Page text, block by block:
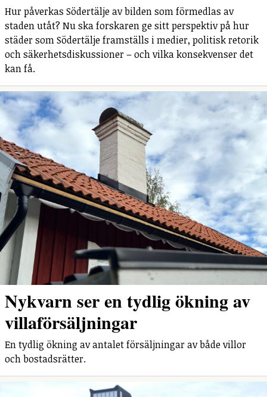
Hur påverkas Södertälje av bilden som förmedlas av
staden utåt? Nu ska forskaren ge sitt perspektiv på hur
städer som Södertälje framställs i medier, politisk retorik
och säkerhetsdiskussioner – och vilka konsekvenser det
kan få.
Nykvarn ser en tydlig ökning av
villaförsäljningar
En tydlig ökning av antalet försäljningar av både villor
och bostadsrätter.